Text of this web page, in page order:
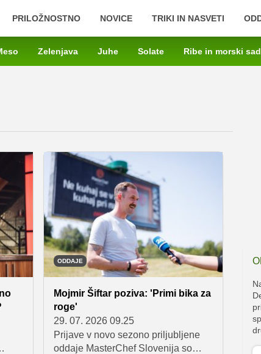
PRILOŽNOSTNO NOVICE TRIKI IN NASVETI
Zelenjava Juhe Solate Ribe in morski
ODDAJE
Mojmir Šiftar poziva: 'Primi bika za
roge'
29. 07. 2026 09.25
Prijave v novo sezono priljubljene
oddaje MasterChef Slovenija so